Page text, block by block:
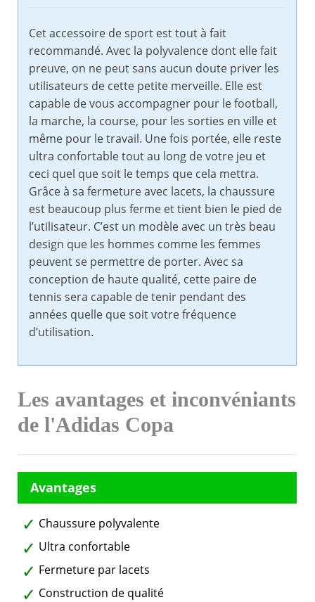
Cet accessoire de sport est tout à fait
recommandé. Avec la polyvalence dont elle fait
preuve, on ne peut sans aucun doute priver les
utilisateurs de cette petite merveille. Elle est
capable de vous accompagner pour le football,
la marche, la course, pour les sorties en ville et
même pour le travail. Une fois portée, elle reste
ultra confortable tout au long de votre jeu et
ceci quel que soit le temps que cela mettra.
Grâce à sa fermeture avec lacets, la chaussure
est beaucoup plus ferme et tient bien le pied de
l’utilisateur. C’est un modèle avec un très beau
design que les hommes comme les femmes
peuvent se permettre de porter. Avec sa
conception de haute qualité, cette paire de
tennis sera capable de tenir pendant des
années quelle que soit votre fréquence
d’utilisation.
Les avantages et inconvéniants
de l'Adidas Copa
Chaussure polyvalente
Ultra confortable
Fermeture par lacets
Construction de qualité